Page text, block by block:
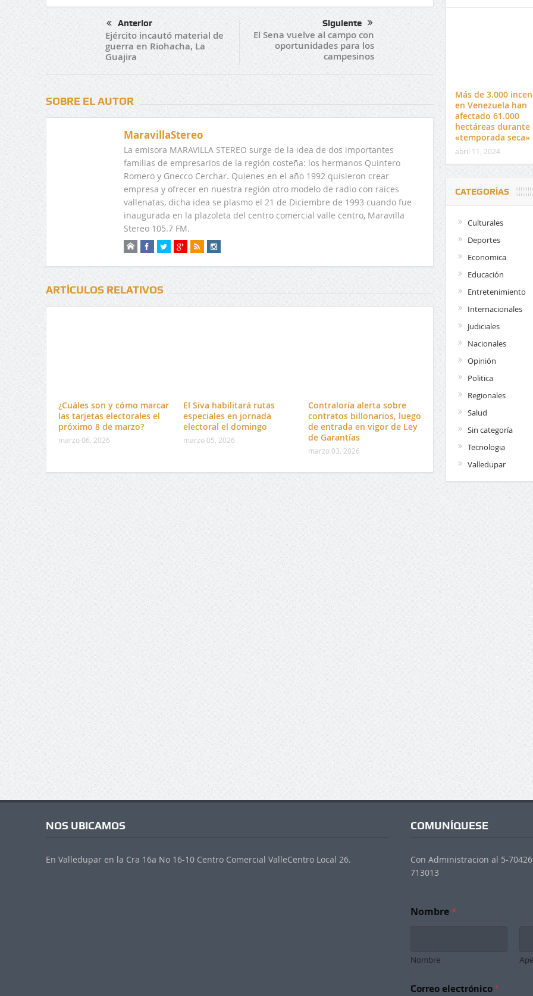
Anterior
Ejército incautó material de
guerra en Riohacha, La
Guajira
Siguiente
El Sena vuelve al campo con
oportunidades para los
campesinos
SOBRE EL AUTOR
MaravillaStereo
La emisora MARAVILLA STEREO surge de la idea de dos importantes
familias de empresarios de la región costeña: los hermanos Quintero
Romero y Gnecco Cerchar. Quienes en el año 1992 quisieron crear
empresa y ofrecer en nuestra región otro modelo de radio con raíces
vallenatas, dicha idea se plasmo el 21 de Diciembre de 1993 cuando fue
inaugurada en la plazoleta del centro comercial valle centro, Maravilla
Stereo 105.7 FM.
ARTÍCULOS RELATIVOS
¿Cuáles son y cómo marcar
las tarjetas electorales el
próximo 8 de marzo?
marzo 06, 2026
El Siva habilitará rutas
especiales en jornada
electoral el domingo
marzo 05, 2026
Contraloría alerta sobre
contratos billonarios, luego
de entrada en vigor de Ley
de Garantías
marzo 03, 2026
Más de 3.000
en Venezuela han
afectado 61.000
hectáreas durante
«temporada seca»
abril 11, 2024
CATEGORÍAS
Culturales
Deportes
Economica
Educación
Entretenimiento
Internacionales
Judiciales
Nacionales
Opinión
Politica
Regionales
Salud
Sin categoría
Tecnologia
Valledupar
NOS UBICAMOS
En Valledupar en la Cra 16a No 16-10 Centro Comercial ValleCentro Local 26.
COMUNÍQUESE
Con Administracion al 5-
713013
Nombre*
Nombre
Correo electrónico *